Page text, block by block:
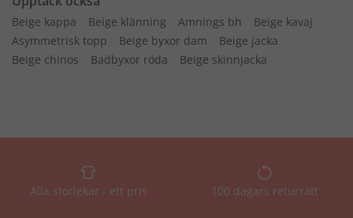
Beige kappa Beige klänning Amnings bh
Beige kavaj
Asymmetrisk topp
Beige byxor dam
Beige jacka
Beige chinos
Badbyxor röda Beige skinnjacka
Alla storlekar - ett pris 100 dagars returrätt